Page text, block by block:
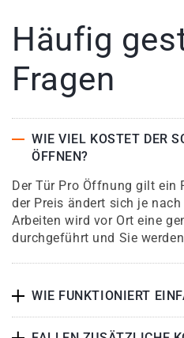
Häufig
Fragen
WIE VIEL KOSTET DER
ÖFFNEN?
Der Tür Pro Öffnung gilt ein
der Preis ändert sich je
Arbeiten wird vor Ort eine
durchgeführt und Sie
WIE FUNKTIONIERT